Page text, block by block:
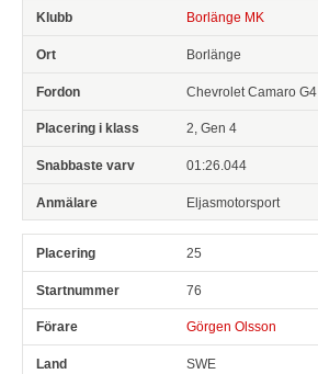
Borlänge MK
Borlänge
Chevrolet Camaro G4
2, Gen 4
01:26.044
Eljasmotorsport
25
76
Görgen Olsson
SWE